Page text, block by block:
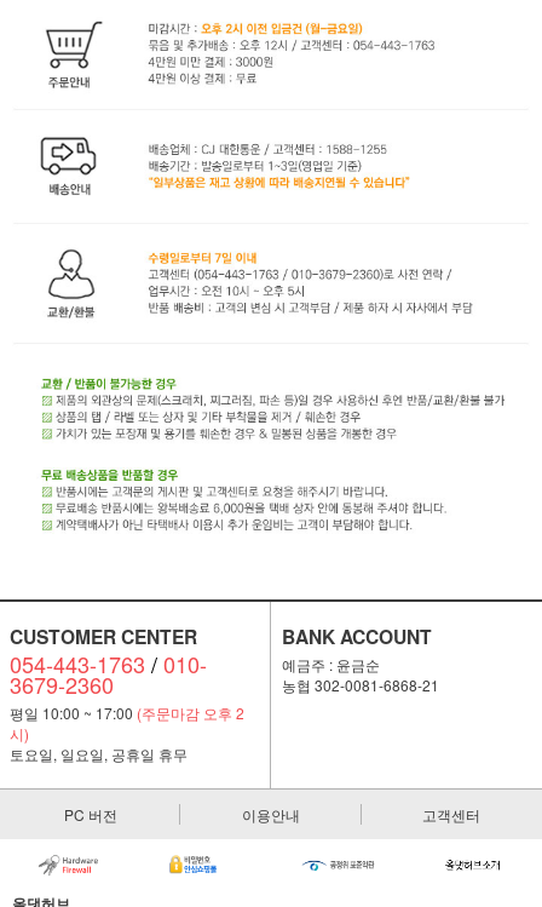
CUSTOMER CENTER
054-443-1763 /010-
3679-2360
평일 10:00 ~ 17:00 (주문마감 오후 2
시)
토요일, 일요일, 공휴일 휴무
BANK ACCOUNT
예금주 : 윤금순
농협 302-0081-6868-21
PC 버전 이용안내 고객센터